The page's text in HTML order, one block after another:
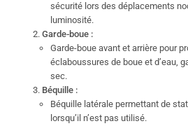
sécurité lors des déplacements
luminosité.
Garde-boue :
Garde-boue avant et arrière pour
éclaboussures de boue et d’eau,
sec.
Béquille :
Béquille latérale permettant de
lorsqu’il n’est pas utilisé.